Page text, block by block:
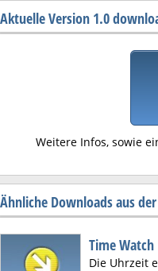
Aktuelle Version 1.0
Weitere Infos, sowie
Ähnliche Downloads aus
Time Watch
Die Uhrzeit